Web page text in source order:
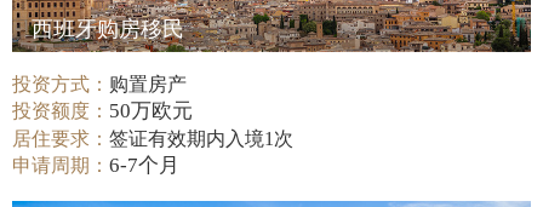
西班牙购房移民
投资方式： 购置房产
投资额度： 50万欧元
居住要求：签证有效期内入境1次
申请周期：6-7个月